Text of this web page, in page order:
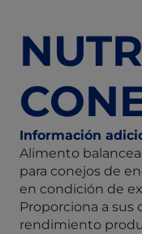
Información
Alimento
para conejos de
en condición de
Proporciona a
rendimiento